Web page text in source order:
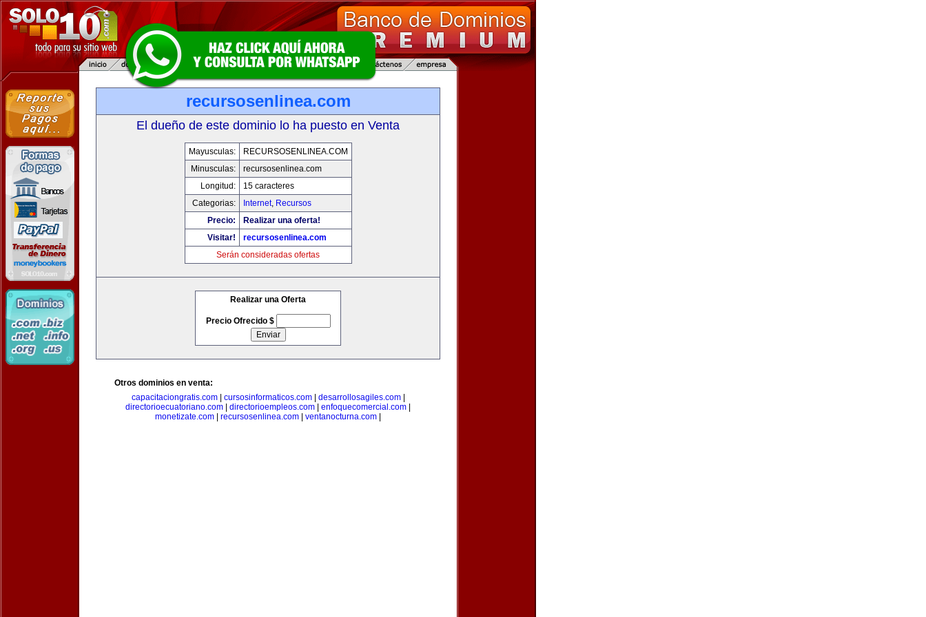
recursosenlinea.com
El dueño de este dominio lo ha puesto en Venta
Mayusculas:
RECURSOSENLINEA.COM
Minusculas:
recursosenlinea.com
Longitud:
15 caracteres
Categorias:
Internet, Recursos
Precio:
Realizar una oferta!
Visitar!
recursosenlinea.com
Serán consideradas ofertas
Realizar una Oferta
Precio Ofrecido $
Otros dominios en venta:
capacitaciongratis.com| cursosinformaticos.com| desarrollosagiles.com|
directorioecuatoriano.com
directorioempleos.com enfoquecomercial.com
monetizate.com
recursosenlinea.com ventanocturna.com